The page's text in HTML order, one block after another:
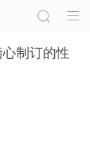
制订的性